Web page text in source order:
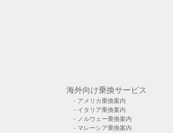
海外向け乗換サービス
アメリカ乗換案内
イタリア乗換案内
ノルウェー乗換案内
マレーシア乗換案内